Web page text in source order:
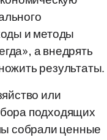
и методы
а внедрять
результаты.
или
подходящих
собрали ценные